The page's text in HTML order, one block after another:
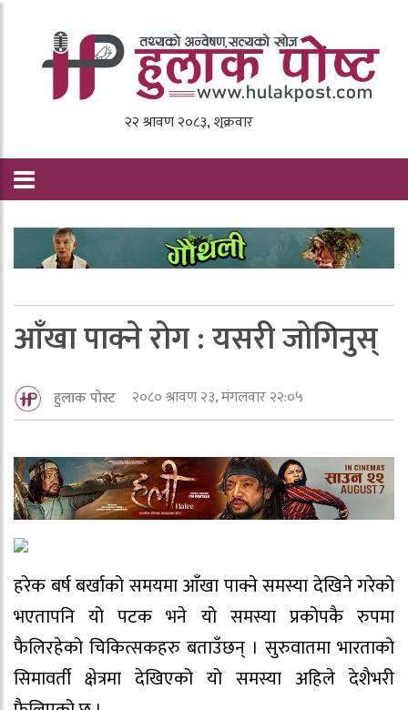
आँखा पाक्ने राेग : यसरी जाेगिनुस्
हुलाक पोस्ट २०८० श्रावण २३, मंगलवार २२:०५
हरेक बर्ष बर्खाको समयमा आँखा पाक्ने समस्या देखिने गरेको
भएतापनि यो पटक भने यो समस्या प्रकोपकै रुपमा
फैलिरहेको चिकित्सकहरु बताउँछन् । सुरुवातमा भारताको
सिमावर्ती क्षेत्रमा देखिएको यो समस्या अहिले देशैभरी